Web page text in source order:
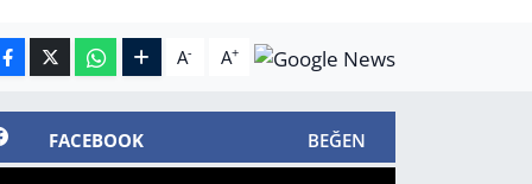
A- A+
FACEBOOK BEĞEN